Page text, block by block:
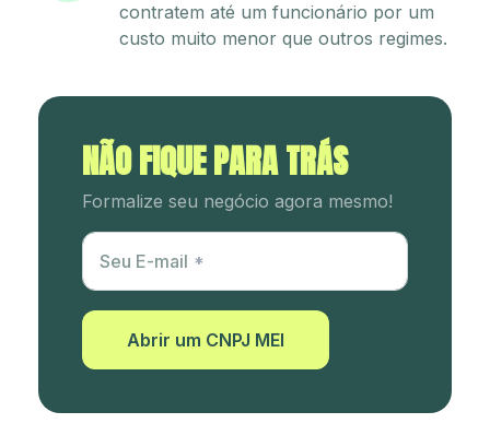
contratem até um funcionário por um
custo muito menor que outros regimes.
NÃO FIQUE PARA TRÁS
Formalize seu negócio agora mesmo!
Utm Content
Seu E-mail
Abrir um CNPJ MEI